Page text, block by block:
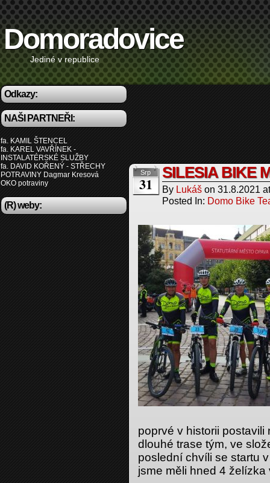
Domoradovice
Jediné v republice
Odkazy:
NAŠI PARTNEŘI:
fa. KAMIL ŠTENCEL
fa. KAREL VAVŘÍNEK -
INSTALATÉRSKÉ SLUŽBY
fa. DAVID KOŘENÝ - STŘECHY
POTRAVINY Dagmar Kresová
OKO potraviny
(R) weby:
Srp
31
SILESIA BIKE
By Lukáš on 31.8.2021
Posted In: Domo Bike
poprvé v historii
dlouhé trase tým, ve
poslední chvíli se startu
jsme měli hned 4 želízka